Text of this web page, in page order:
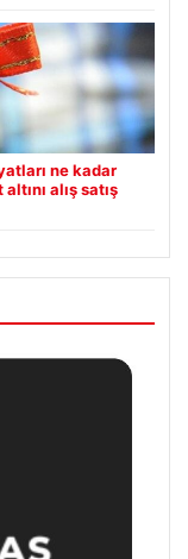
ne kadar
alış satış